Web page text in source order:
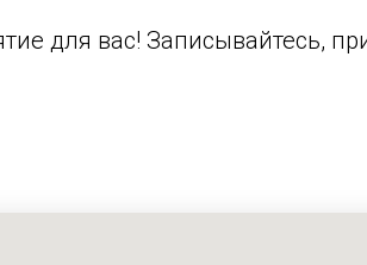
для вас! Записывайтесь,